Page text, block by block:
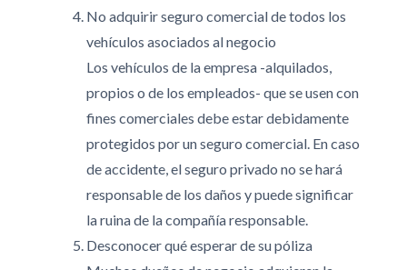
No adquirir seguro comercial de todos los
vehículos asociados al negocio
Los vehículos de la empresa -alquilados,
propios o de los empleados- que se usen con
fines comerciales debe estar debidamente
protegidos por un seguro comercial. En caso
de accidente, el seguro privado no se hará
responsable de los daños y puede significar
la ruina de la compañía responsable.
Desconocer qué esperar de su póliza